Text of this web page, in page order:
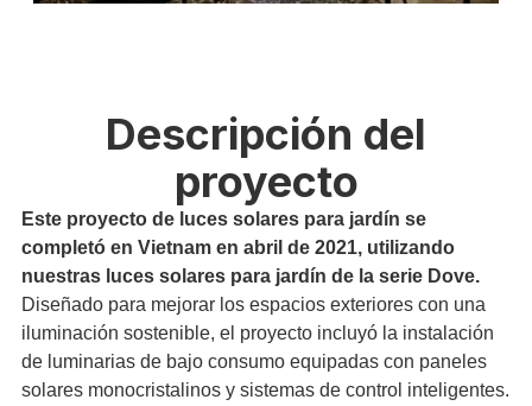
Descripción del
proyecto
Este proyecto de luces solares para jardín se
completó en Vietnam en abril de 2021, utilizando
nuestras luces solares para jardín de la serie Dove.
Diseñado para mejorar los espacios exteriores con una
iluminación sostenible, el proyecto incluyó la instalación
de luminarias de bajo consumo equipadas con paneles
solares monocristalinos y sistemas de control inteligentes.